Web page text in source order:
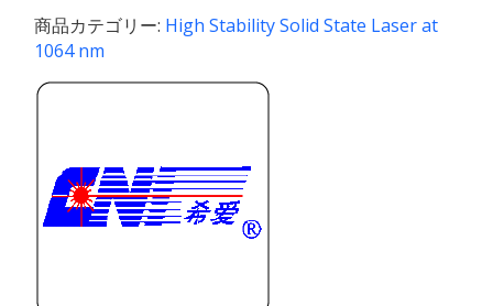
/
1〜
1500
mW
商品カテゴリー: High Stability Solid State Laser at
1064 nm